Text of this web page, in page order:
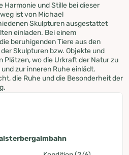
Harmonie und Stille bei dieser
ist von Michael
Skulpturen ausgestattet
einladen. Bei einem
beruhigenden Tiere aus den
Skulpturen bzw. Objekte und
Plätzen, wo die Urkraft der Natur zu
zur inneren Ruhe einlädt.
die Ruhe und die Besonderheit der